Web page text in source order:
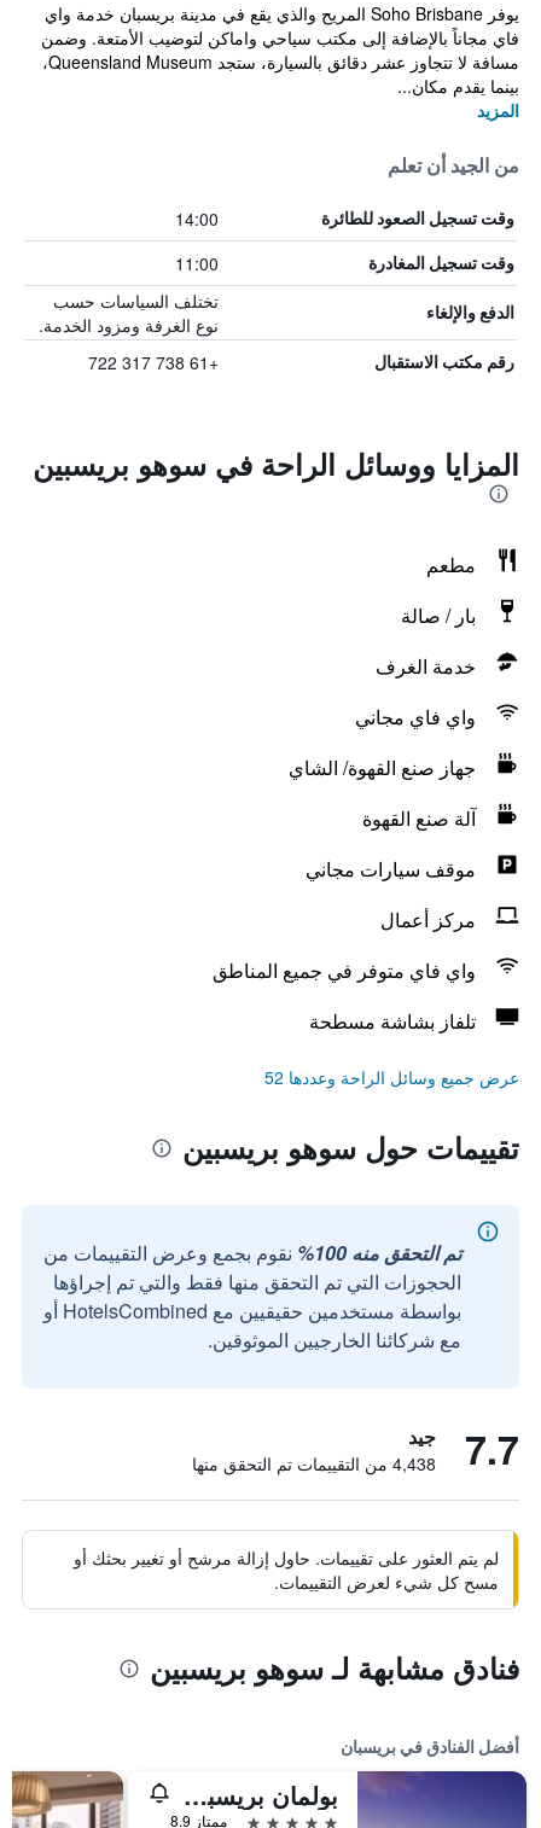
يوفر Soho Brisbane المريح والذي يقع في مدينة بريسبان خدمة واي
فاي مجاناً بالإضافة إلى مكتب سياحي واماكن لتوضيب الأمتعة. وضمن
مسافة لا تتجاوز عشر دقائق بالسيارة، ستجد Queensland Museum،
بينما يقدم مكان...
المزيد
من الجيد أن تعلم
وقت تسجيل الصعود للطائرة 14:00
وقت تسجيل المغادرة 11:00
الدفع والإلغاء
تختلف السياسات حسب
نوع الغرفة ومزود الخدمة.
رقم مكتب الاستقبال +61 738 317 722
المزايا ووسائل الراحة في سوهو بريسبين
مطعم
بار / صالة
خدمة الغرف
واي فاي مجاني
جهاز صنع القهوة/ الشاي
آلة صنع القهوة
موقف سيارات مجاني
مركز أعمال
واي فاي متوفر في جميع المناطق
تلفاز بشاشة مسطحة
عرض جميع وسائل الراحة وعددها 52
تقييمات حول سوهو بريسبين
تم التحقق منه 100%
نقوم بجمع وعرض التقييمات من
الحجوزات التي تم التحقق منها فقط والتي تم إجراؤها
بواسطة مستخدمين حقيقيين مع HotelsCombined أو
مع شركائنا الخارجيين الموثوقين.
7.7 جيد
4,438 من التقييمات تم التحقق منها
لم يتم العثور على تقييمات. حاول إزالة مرشح أو تغيير بحثك أو
مسح كل شيء لعرض التقييمات.
فنادق مشابهة لـ سوهو بريسبين
أفضل الفنادق في بريسبان
بولمان بريسباين أيربورت
5 نجوم ممتاز 8.9